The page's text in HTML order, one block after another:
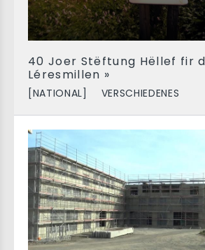
40 Joer Stëftung Hëllef fir
Léresmillen »
[NATIONAL] VERSCHIEDENES